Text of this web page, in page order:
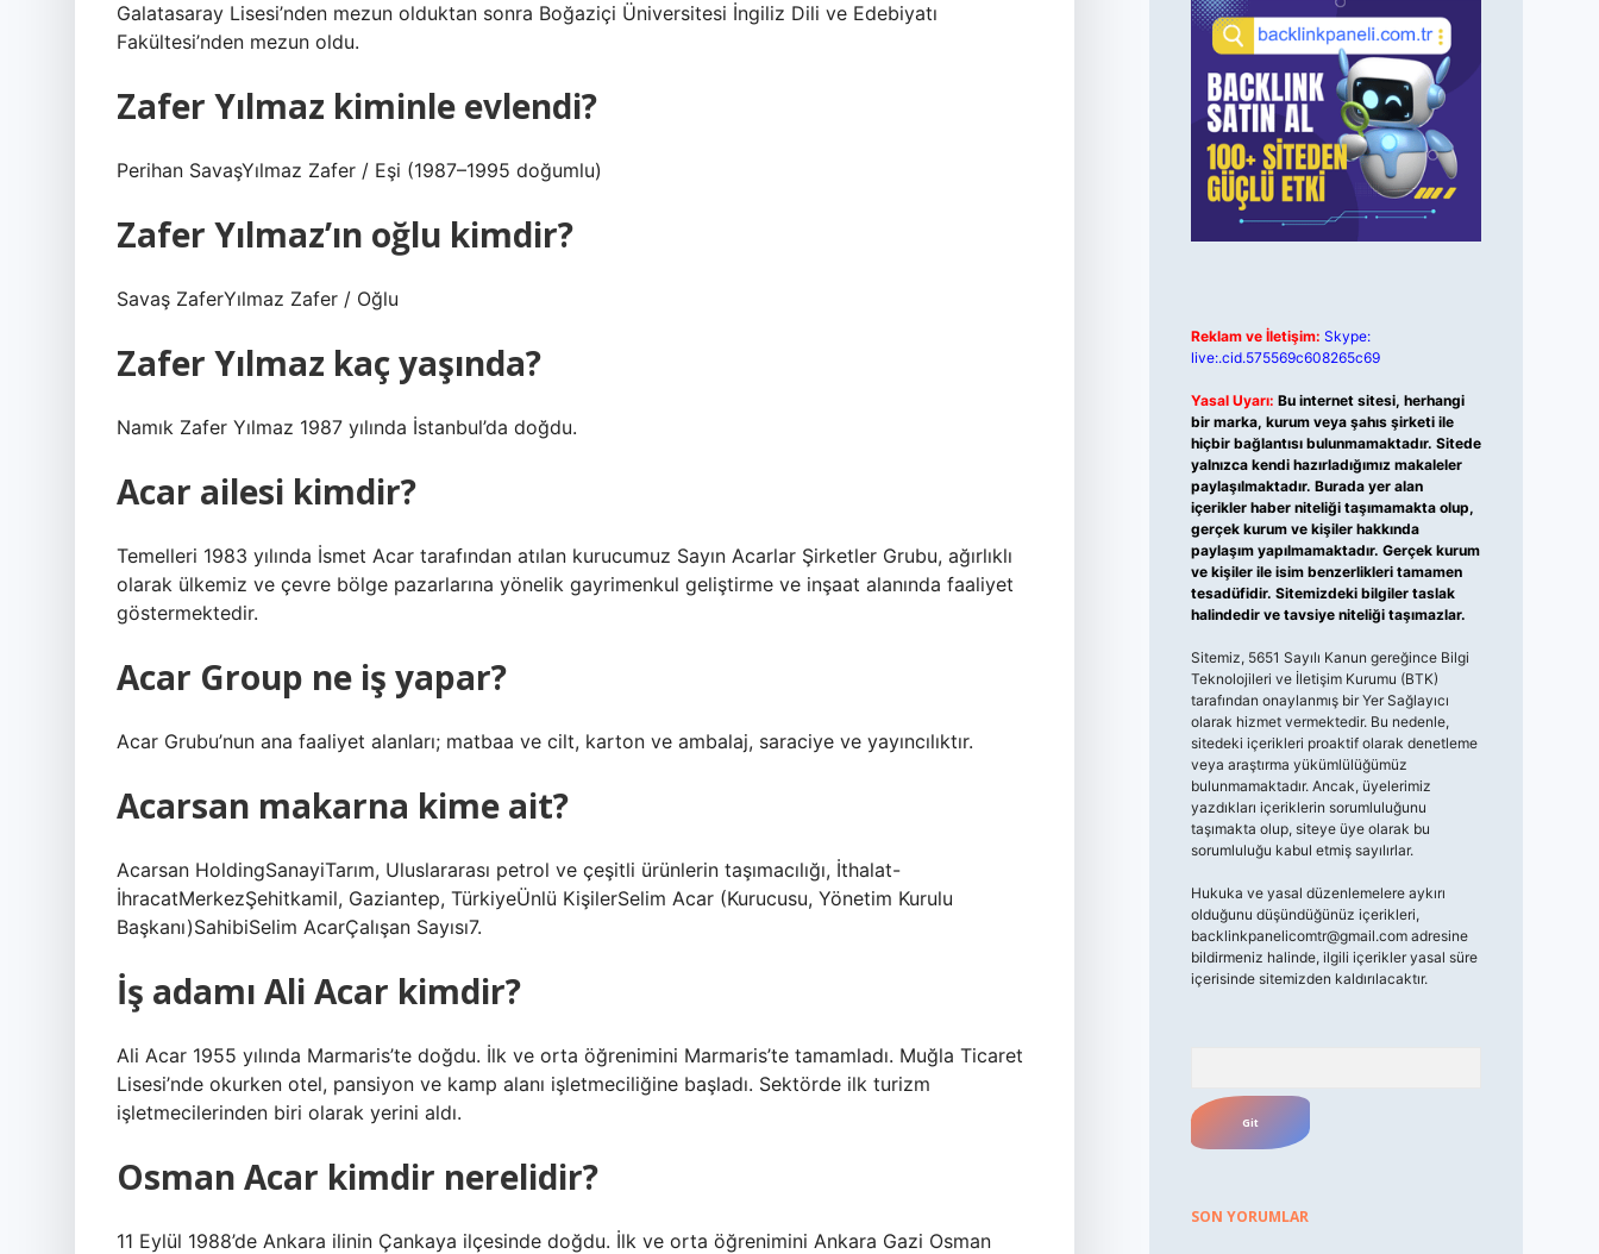
Galatasaray Lisesi’nden mezun olduktan sonra Boğaziçi Üniversitesi İngiliz Dili ve Edebiyatı
Fakültesi’nden mezun oldu.
Zafer Yılmaz kiminle evlendi?
Perihan SavaşYılmaz Zafer / Eşi (1987–1995 doğumlu)
Zafer Yılmaz’ın oğlu kimdir?
Savaş ZaferYılmaz Zafer / Oğlu
Zafer Yılmaz kaç yaşında?
Namık Zafer Yılmaz 1987 yılında İstanbul’da doğdu.
Acar ailesi kimdir?
Temelleri 1983 yılında İsmet Acar tarafından atılan kurucumuz Sayın Acarlar Şirketler Grubu, ağırlıklı
olarak ülkemiz ve çevre bölge pazarlarına yönelik gayrimenkul geliştirme ve inşaat alanında faaliyet
göstermektedir.
Acar Group ne iş yapar?
Acar Grubu’nun ana faaliyet alanları; matbaa ve cilt, karton ve ambalaj, saraciye ve yayıncılıktır.
Acarsan makarna kime ait?
Acarsan HoldingSanayiTarım, Uluslararası petrol ve çeşitli ürünlerin taşımacılığı, İthalat-
İhracatMerkezŞehitkamil, Gaziantep, TürkiyeÜnlü KişilerSelim Acar (Kurucusu, Yönetim Kurulu
Başkanı)SahibiSelim AcarÇalışan Sayısı7.
İş adamı Ali Acar kimdir?
Ali Acar 1955 yılında Marmaris’te doğdu. İlk ve orta öğrenimini Marmaris’te tamamladı. Muğla Ticaret
Lisesi’nde okurken otel, pansiyon ve kamp alanı işletmeciliğine başladı. Sektörde ilk turizm
işletmecilerinden biri olarak yerini aldı.
Osman Acar kimdir nerelidir?
11 Eylül 1988’de Ankara ilinin Çankaya ilçesinde doğdu. İlk ve orta öğrenimini Ankara Gazi Osman
Reklam ve İletişim: Skype:
live:.cid.575569c608265c69
Yasal Uyarı: Bu internet sitesi, herhangi
bir marka, kurum veya şahıs şirketi ile
hiçbir bağlantısı bulunmamaktadır. Sitede
yalnızca kendi hazırladığımız makaleler
paylaşılmaktadır. Burada yer alan
içerikler haber niteliği taşımamakta olup,
gerçek kurum ve kişiler hakkında
paylaşım yapılmamaktadır. Gerçek kurum
ve kişiler ile isim benzerlikleri tamamen
tesadüfidir. Sitemizdeki bilgiler taslak
halindedir ve tavsiye niteliği taşımazlar.
Sitemiz, 5651 Sayılı Kanun gereğince Bilgi
Teknolojileri ve İletişim Kurumu (BTK)
tarafından onaylanmış bir Yer Sağlayıcı
olarak hizmet vermektedir. Bu nedenle,
sitedeki içerikleri proaktif olarak denetleme
veya araştırma yükümlülüğümüz
bulunmamaktadır. Ancak, üyelerimiz
yazdıkları içeriklerin sorumluluğunu
taşımakta olup, siteye üye olarak bu
sorumluluğu kabul etmiş sayılırlar.
Hukuka ve yasal düzenlemelere aykırı
olduğunu düşündüğünüz içerikleri,
backlinkpanelicomtr@gmail.comadresine
bildirmeniz halinde, ilgili içerikler yasal süre
içerisinde sitemizden kaldırılacaktır.
SON YORUMLAR